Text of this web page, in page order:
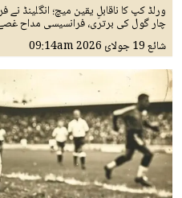
چار گول کی برتری، فرانسیسی مداح
شائع19 جولائ 2026 09:14am